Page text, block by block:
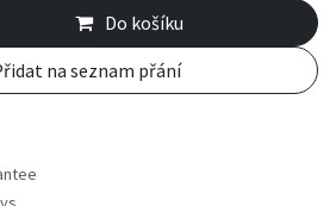
Do košíku
na seznam přání